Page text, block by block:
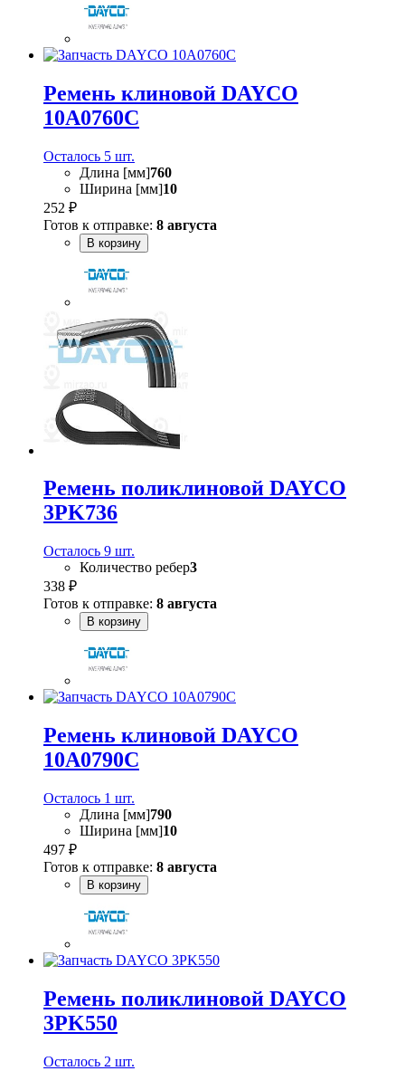
Ремень клиновой DAYCO
10A0760C
Осталось 5 шт.
Длина [мм]760
Ширина [мм]10
252 ₽
Готов к отправке: 8 августа
В корзину
Ремень поликлиновой DAYCO
3PK736
Осталось 9 шт.
Количество ребер3
338 ₽
Готов к отправке: 8 августа
В корзину
Ремень клиновой DAYCO
10A0790C
Осталось 1 шт.
Длина [мм]790
Ширина [мм]10
497 ₽
Готов к отправке: 8 августа
В корзину
Ремень поликлиновой DAYCO
3PK550
Осталось 2 шт.